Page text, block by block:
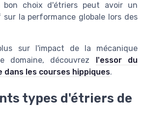
bon choix d'étriers peut avoir un
la performance globale lors des
sur l'impact de la mécanique
domaine, découvrez
l'essor du
dans les courses hippiques.
types d'étriers de